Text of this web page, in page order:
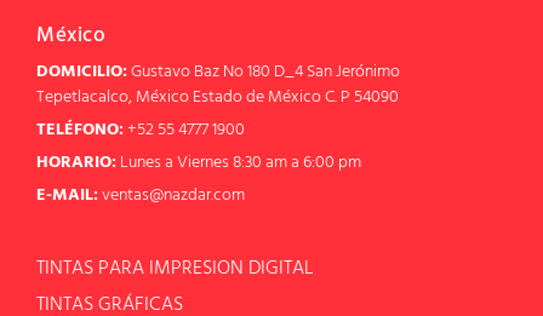
México
DOMICILIO:Gustavo Baz No 180 D_4 San Jerónimo
Tepetlacalco, México Estado de México C. P 54090
TELÉFONO:+52 55 4777 1900
HORARIO: Lunes a Viernes 8:30 am a 6:00 pm
E-MAIL:ventas@nazdar.com
TINTAS PARA IMPRESION DIGITAL
TINTAS GRÁFICAS